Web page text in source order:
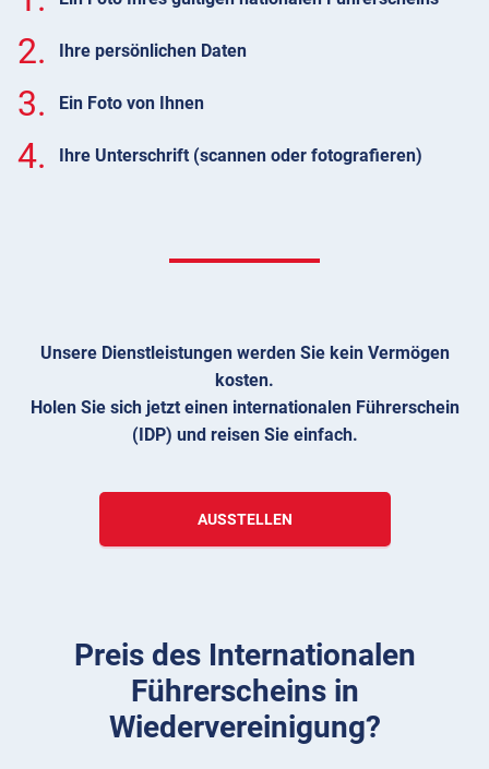
2. Ihre persönlichen Daten
3. Ein Foto von Ihnen
4. Ihre Unterschrift (scannen oder fotografieren)
Unsere Dienstleistungen werden Sie kein Vermögen
kosten.
Holen Sie sich jetzt einen internationalen Führerschein
(IDP) und reisen Sie einfach.
AUSSTELLEN
Preis des Internationalen
Führerscheins in
Wiedervereinigung?